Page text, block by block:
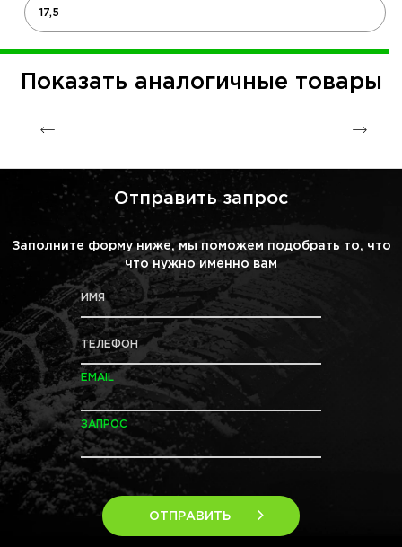
17,5
Показать аналогичные товары
Отправить запрос
Заполните форму ниже, мы поможем подобрать то, что
что нужно именно вам
ИМЯ
ТЕЛЕФОН
EMAIL
ЗАПРОС
ОТПРАВИТЬ